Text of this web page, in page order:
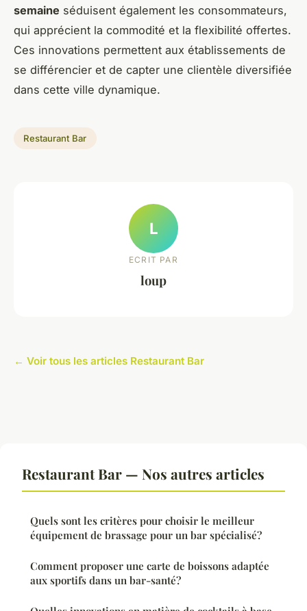
semaine séduisent également les consommateurs,
qui apprécient la commodité et la flexibilité offertes.
Ces innovations permettent aux établissements de
se différencier et de capter une clientèle diversifiée
dans cette ville dynamique.
Restaurant Bar
L
ECRIT PAR
loup
← Voir tous les articles Restaurant Bar
Restaurant Bar — Nos autres articles
Quels sont les critères pour choisir le meilleur
équipement de brassage pour un bar spécialisé?
Comment proposer une carte de boissons adaptée
aux sportifs dans un bar-santé?